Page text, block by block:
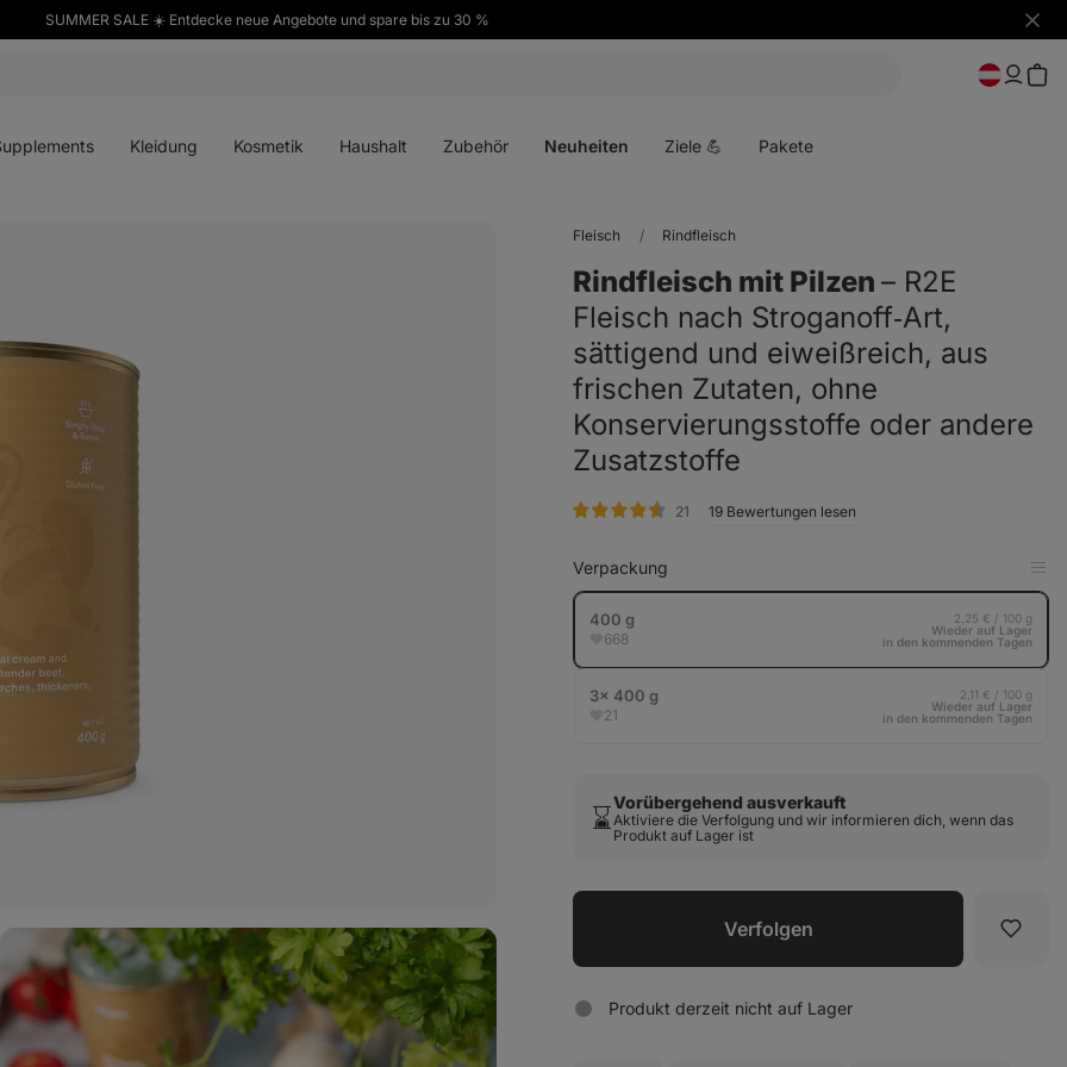
SUMMER SALE ☀️ Entdecke neue Angebote und spare bis zu 30 %
Kleidung Kosmetik Haushalt Zubehör Neuheiten Ziele 💪 Pakete
Fleisch Rindfleisch
Rindfleisch mit Pilzen ⁠–⁠ R2E
Fleisch nach Stroganoff‑Art,
sättigend und eiweißreich, aus
frischen Zutaten, ohne
Konservierungsstoffe oder andere
Zusatzstoffe
21 Bewertungen
19 Bewertungen lesen
Verpackung
in
400 g
668
2,25 € / 100 g
Wieder auf Lager
in den kommenden Tagen
3× 400 g
21
2,11 € / 100 g
Wieder auf Lager
in den kommenden Tagen
⌛️Vorübergehend ausverkauft
Aktiviere die Verfolgung und wir informieren dich, wenn das
Produkt auf Lager ist
Verfolgen
Produkt derzeit nicht auf Lager